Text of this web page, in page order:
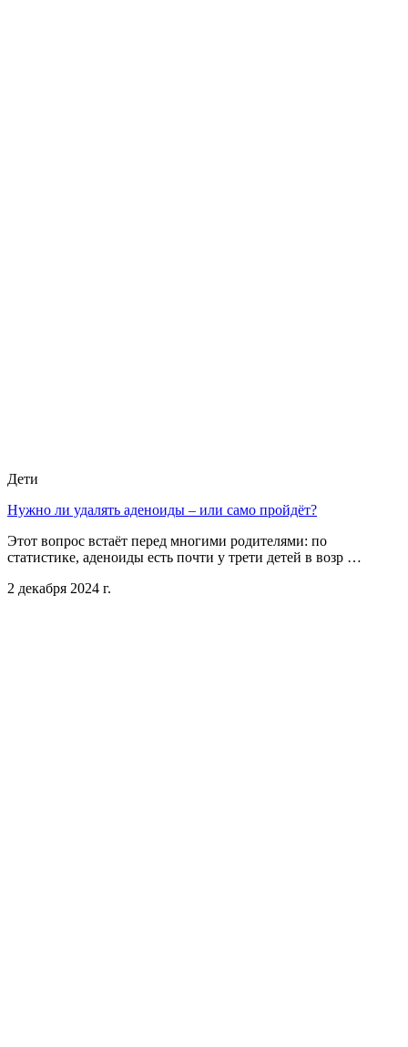
Дети
Нужно ли удалять аденоиды – или само пройдёт?
Этот вопрос встаёт перед многими родителями: по
статистике, аденоиды есть почти у трети детей в возр …
2 декабря 2024 г.